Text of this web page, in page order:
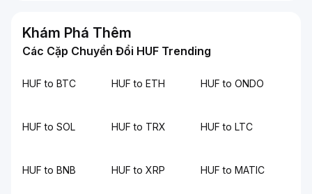
Khám Phá Thêm
Các Cặp Chuyển Đổi HUF Trending
HUF to BTC HUF to ETH HUF to ONDO
HUF to SOL HUF to TRX HUF to LTC
HUF to BNB HUF to XRP HUF to MATIC